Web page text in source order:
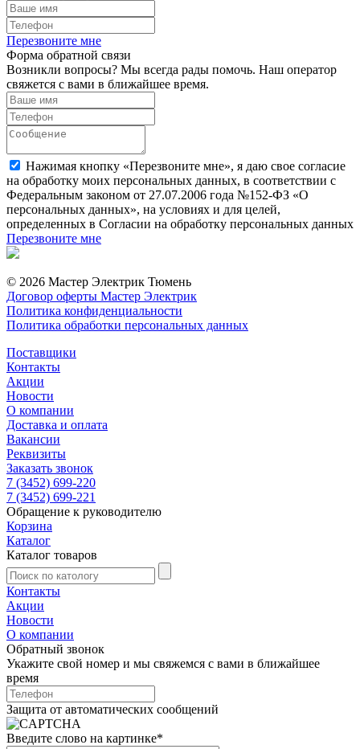
Перезвоните мне
Форма обратной связи
Возникли вопросы? Мы всегда рады помочь. Наш оператор
свяжется с вами в ближайшее время.
Нажимая кнопку «Перезвоните мне», я даю свое согласие
на обработку моих персональных данных, в соответствии с
Федеральным законом от 27.07.2006 года №152-ФЗ «О
персональных данных», на условиях и для целей,
определенных в Согласии на обработку персональных данных
Перезвоните мне
© 2026 Мастер Электрик Тюмень
Договор оферты Мастер Электрик
Политика конфиденциальности
Политика обработки персональных данных
Поставщики
Контакты
Акции
Новости
О компании
Доставка и оплата
Вакансии
Реквизиты
Заказать звонок
7 (3452) 699-220
7 (3452) 699-221
Обращение к руководителю
Корзина
Каталог
Каталог товаров
Контакты
Акции
Новости
О компании
Обратный звонок
Укажите свой номер и мы свяжемся с вами в ближайшее
время
Защита от автоматических сообщений
Введите слово на картинке*